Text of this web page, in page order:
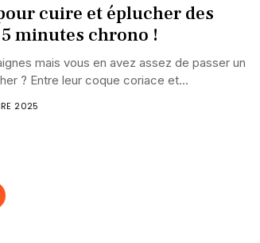
cuire et éplucher des
minutes chrono !
mais vous en avez assez de passer un
? Entre leur coque coriace et...
2025